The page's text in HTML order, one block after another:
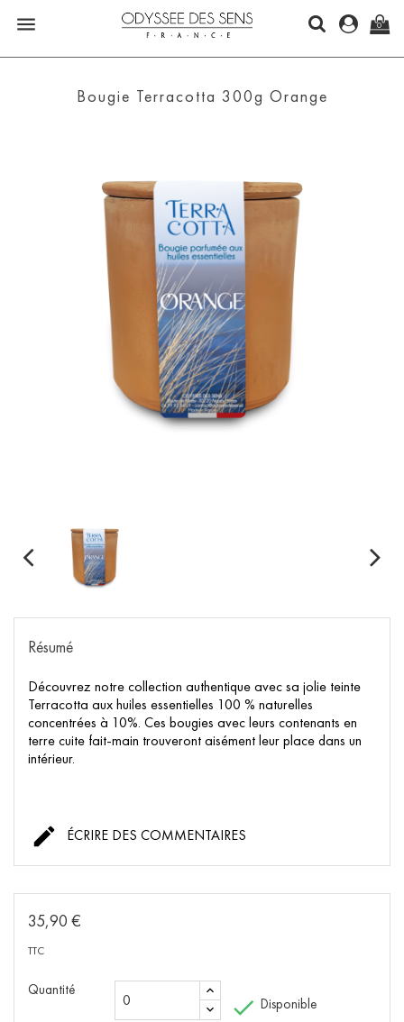
 0
Bougie Terracotta 300g Orange
Résumé
Découvrez notre collection authentique avec sa jolie teinte
Terracotta aux huiles essentielles 100 % naturelles
concentrées à 10%. Ces bougies avec leurs contenants en
terre cuite fait-main trouveront aisément leur place dans un
intérieur.
 ÉCRIRE DES COMMENTAIRES
35,90 €
TTC
Quantité
 Disponible